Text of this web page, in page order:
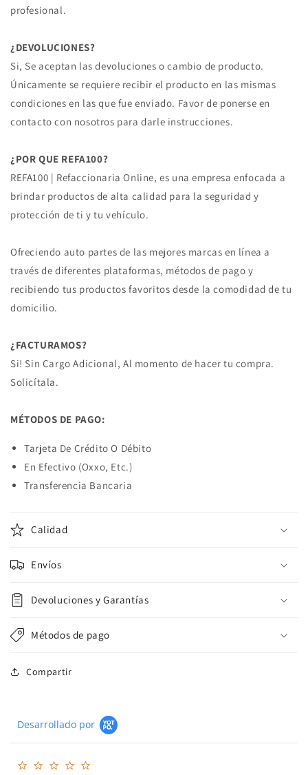
profesional.
¿DEVOLUCIONES?
Si, Se aceptan las devoluciones o cambio de producto.
Únicamente se requiere recibir el producto en las mismas
condiciones en las que fue enviado. Favor de ponerse en
contacto con nosotros para darle instrucciones.
¿POR QUE REFA100?
REFA100 | Refaccionaria Online, es una empresa enfocada a
brindar productos de alta calidad para la seguridad y
protección de ti y tu vehículo.
Ofreciendo auto partes de las mejores marcas en línea a
través de diferentes plataformas, métodos de pago y
recibiendo tus productos favoritos desde la comodidad de tu
domicilio.
¿FACTURAMOS?
Si! Sin Cargo Adicional, Al momento de hacer tu compra.
Solicítala.
MÉTODOS DE PAGO:
Tarjeta De Crédito O Débito
En Efectivo (Oxxo, Etc.)
Transferencia Bancaria
Calidad
Envíos
Devoluciones y Garantías
Métodos de pago
Compartir
Desarrollado por